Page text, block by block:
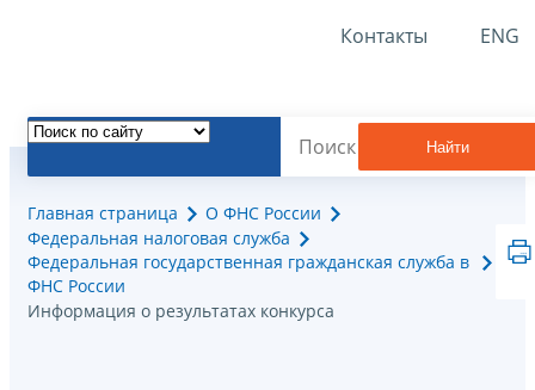
Контакты ENG
Найти
Главная страница
О ФНС России
Федеральная налоговая служба
Федеральная государственная гражданская служба в
ФНС России
Информация о результатах конкурса